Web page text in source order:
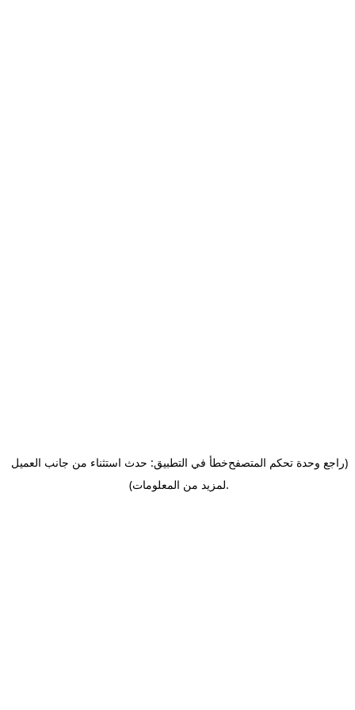
خطأ في التطبيق: حدث استثناء من جانب العميل(راجع وحدة تحكم المتصفح
لمزيد من المعلومات).